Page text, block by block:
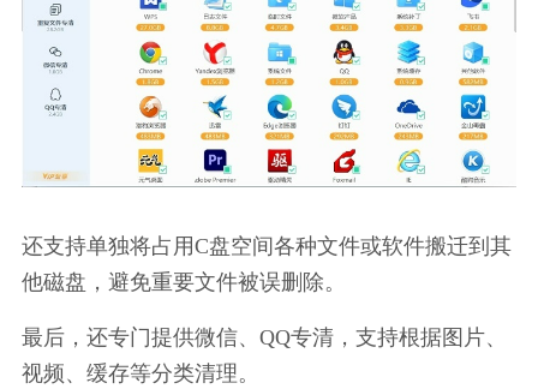
还支持单独将占用C盘空间各种文件或软件搬迁到其
他磁盘，避免重要文件被误删除。
最后，还专门提供微信、QQ专清，支持根据图片、
视频、缓存等分类清理。